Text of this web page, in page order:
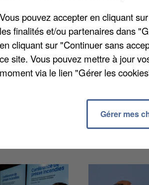
à 16h.
rythme. Les Essonniens ont
dernière. Ils ont été
ils se déplaceront sur les
VUS
Vous pouvez accepter en cliquant
les finalités et/ou partenaires dans
en cliquant sur "Continuer sans
ce site. Vous pouvez mettre à jour
moment via le lien "Gérer les
Gérer mes